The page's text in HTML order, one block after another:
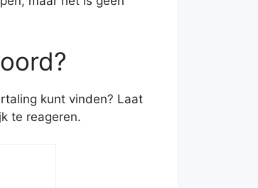
kunt vinden? Laat
te reageren.